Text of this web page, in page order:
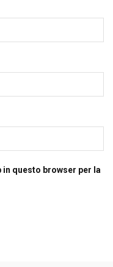
in questo browser per la